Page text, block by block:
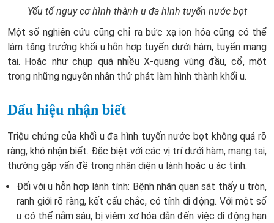
Yếu tố nguy cơ hình thành u đa hình tuyến nước bọt
Một số nghiên cứu cũng chỉ ra bức xạ ion hóa cũng có thể
làm tăng trưởng khối u hỗn hợp tuyến dưới hàm, tuyến mang
tai. Hoặc như chụp quá nhiều X-quang vùng đầu, cổ, một
trong những nguyên nhân thứ phát làm hình thành khối u.
Dấu hiệu nhận biết
Triệu chứng của khối u đa hình tuyến nước bọt không quá rõ
ràng, khó nhận biết. Đặc biệt với các vị trí dưới hàm, mang tai,
thường gặp vấn đề trong nhận diện u lành hoặc u ác tính.
Đối với u hỗn hợp lành tính: Bệnh nhân quan sát thấy u tròn,
ranh giới rõ ràng, kết cấu chắc, có tính di động. Với một số
u có thể nằm sâu, bị viêm xơ hóa dẫn đến việc di động hạn